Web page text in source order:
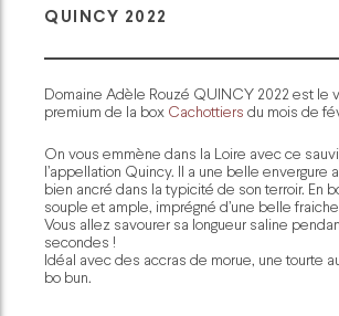
QUINCY 2022
Domaine Adèle Rouzé QUINCY 2022 est le
premium de la box Cachottiers du mois de
On vous emmène dans la Loire avec ce
l’appellation Quincy. Il a une belle envergure
bien ancré dans la typicité de son terroir. En
souple et ample, imprégné d’une belle
Vous allez savourer sa longueur saline
secondes !
Idéal avec des accras de morue, une tourte
bo bun.